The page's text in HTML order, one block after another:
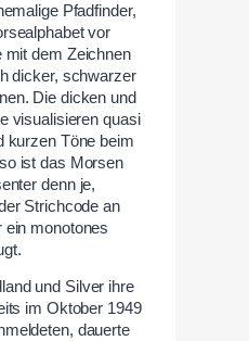
Pfadfinder,
vor
mit dem Zeichnen
dicker, schwarzer
Die dicken und
visualisieren quasi
kurzen Töne beim
ist das Morsen
denn je,
Strichcode an
ein monotones
und Silver ihre
im Oktober 1949
dauerte